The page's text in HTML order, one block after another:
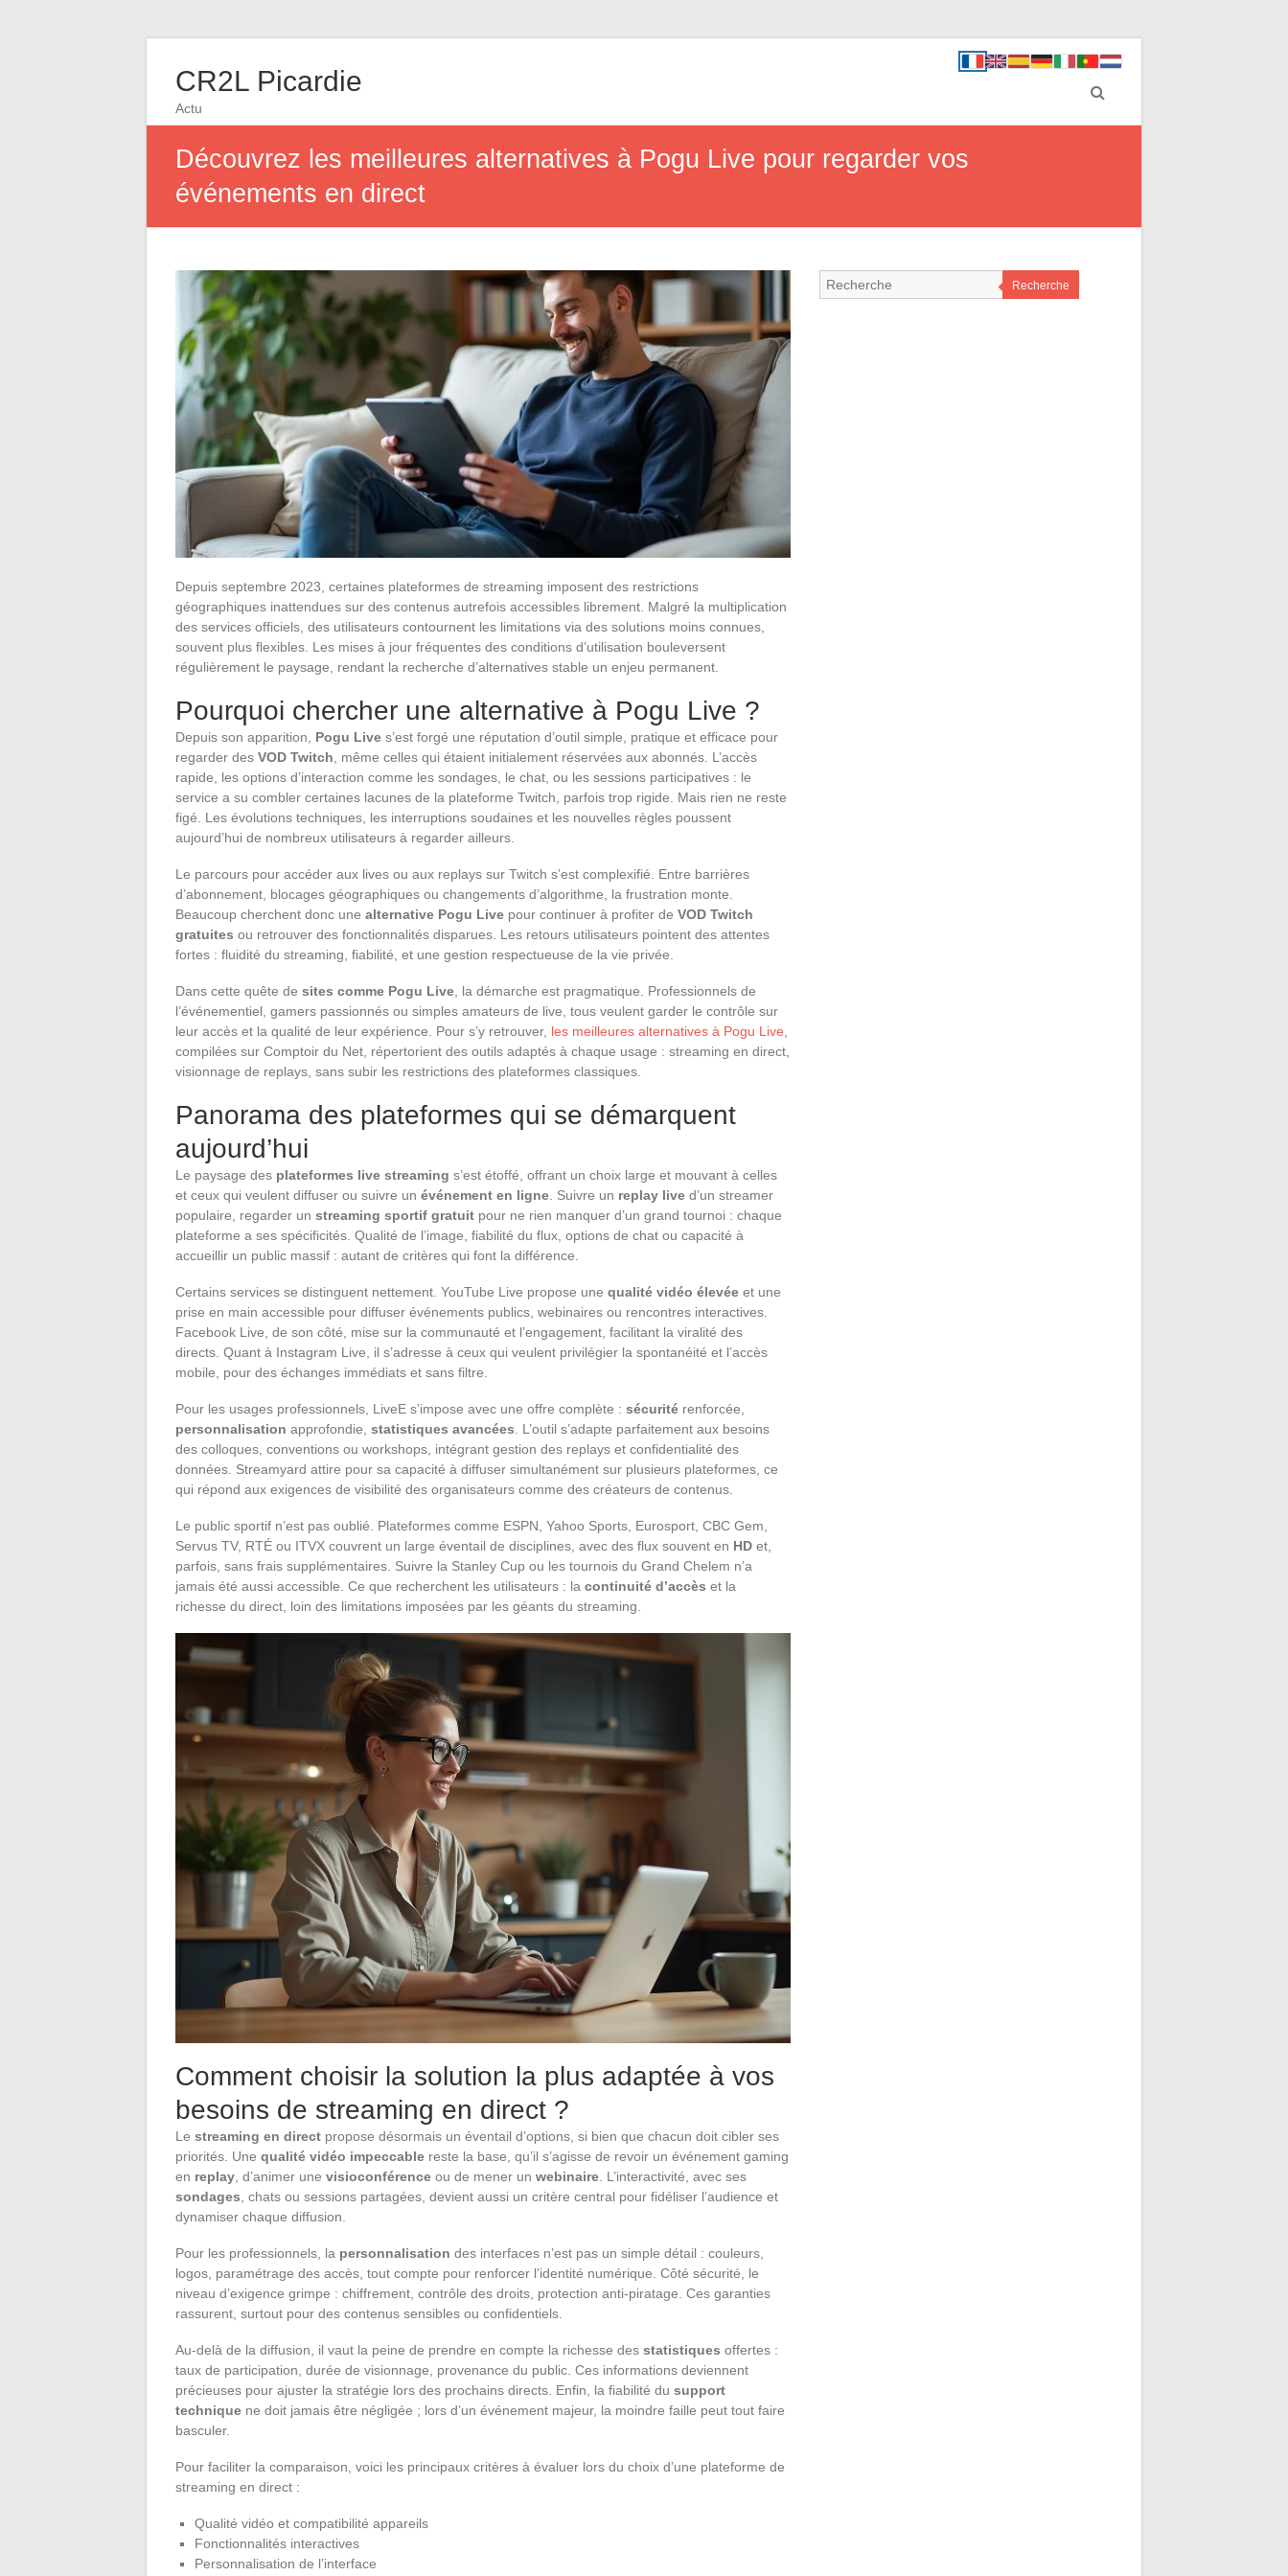
CR2L Picardie
Actu
Découvrez les meilleures alternatives à Pogu Live pour regarder vos
événements en direct
Depuis septembre 2023, certaines plateformes de streaming imposent des restrictions
géographiques inattendues sur des contenus autrefois accessibles librement. Malgré la multiplication
des services officiels, des utilisateurs contournent les limitations via des solutions moins connues,
souvent plus flexibles. Les mises à jour fréquentes des conditions d’utilisation bouleversent
régulièrement le paysage, rendant la recherche d’alternatives stable un enjeu permanent.
Pourquoi chercher une alternative à Pogu Live ?
Depuis son apparition, Pogu Live s’est forgé une réputation d’outil simple, pratique et efficace pour
regarder des VOD Twitch , même celles qui étaient initialement réservées aux abonnés. L’accès
rapide, les options d’interaction comme les sondages, le chat, ou les sessions participatives : le
service a su combler certaines lacunes de la plateforme Twitch, parfois trop rigide. Mais rien ne reste
figé. Les évolutions techniques, les interruptions soudaines et les nouvelles règles poussent
aujourd’hui de nombreux utilisateurs à regarder ailleurs.
Le parcours pour accéder aux lives ou aux replays sur Twitch s’est complexifié. Entre barrières
d’abonnement, blocages géographiques ou changements d’algorithme, la frustration monte.
Beaucoup cherchent donc une alternative Pogu Live pour continuer à profiter de VOD Twitch
gratuites ou retrouver des fonctionnalités disparues. Les retours utilisateurs pointent des attentes
fortes : fluidité du streaming, fiabilité, et une gestion respectueuse de la vie privée.
Dans cette quête de sites comme Pogu Live , la démarche est pragmatique. Professionnels de
l’événementiel, gamers passionnés ou simples amateurs de live, tous veulent garder le contrôle sur
leur accès et la qualité de leur expérience. Pour s’y retrouver, les meilleures alternatives à Pogu Live
compilées sur Comptoir du Net, répertorient des outils adaptés à chaque usage : streaming en direct,
visionnage de replays, sans subir les restrictions des plateformes classiques.
Panorama des plateformes qui se démarquent
aujourd’hui
Le paysage des plateformes live streaming s’est étoffé, offrant un choix large et mouvant à celles
et ceux qui veulent diffuser ou suivre un événement en ligne . Suivre un replay live d’un streamer
populaire, regarder un streaming sportif gratuit pour ne rien manquer d’un grand tournoi : chaque
plateforme a ses spécificités. Qualité de l’image, fiabilité du flux, options de chat ou capacité à
accueillir un public massif : autant de critères qui font la différence.
Certains services se distinguent nettement. YouTube Live propose une qualité vidéo élevée et une
prise en main accessible pour diffuser événements publics, webinaires ou rencontres interactives.
Facebook Live, de son côté, mise sur la communauté et l’engagement, facilitant la viralité des
directs. Quant à Instagram Live, il s’adresse à ceux qui veulent privilégier la spontanéité et l’accès
mobile, pour des échanges immédiats et sans filtre.
Pour les usages professionnels, LiveE s’impose avec une offre complète : sécurité renforcée,
personnalisation approfondie, statistiques avancées . L’outil s’adapte parfaitement aux besoins
des colloques, conventions ou workshops, intégrant gestion des replays et confidentialité des
données. Streamyard attire pour sa capacité à diffuser simultanément sur plusieurs plateformes, ce
qui répond aux exigences de visibilité des organisateurs comme des créateurs de contenus.
Le public sportif n’est pas oublié. Plateformes comme ESPN, Yahoo Sports, Eurosport, CBC Gem,
Servus TV, RTÉ ou ITVX couvrent un large éventail de disciplines, avec des flux souvent en HD et,
parfois, sans frais supplémentaires. Suivre la Stanley Cup ou les tournois du Grand Chelem n’a
jamais été aussi accessible. Ce que recherchent les utilisateurs : la continuité d’accès et la
richesse du direct, loin des limitations imposées par les géants du streaming.
Comment choisir la solution la plus adaptée à vos
besoins de streaming en direct ?
Le streaming en direct propose désormais un éventail d’options, si bien que chacun doit cibler ses
priorités. Une qualité vidéo impeccable reste la base, qu’il s’agisse de revoir un événement gaming
en replay , d’animer une visioconférence ou de mener un webinaire . L’interactivité, avec ses
sondages , chats ou sessions partagées, devient aussi un critère central pour fidéliser l’audience et
dynamiser chaque diffusion.
Pour les professionnels, la personnalisation des interfaces n’est pas un simple détail : couleurs,
logos, paramétrage des accès, tout compte pour renforcer l’identité numérique. Côté sécurité, le
niveau d’exigence grimpe : chiffrement, contrôle des droits, protection anti-piratage. Ces garanties
rassurent, surtout pour des contenus sensibles ou confidentiels.
Au-delà de la diffusion, il vaut la peine de prendre en compte la richesse des statistiques offertes :
taux de participation, durée de visionnage, provenance du public. Ces informations deviennent
précieuses pour ajuster la stratégie lors des prochains directs. Enfin, la fiabilité du support
technique ne doit jamais être négligée ; lors d’un événement majeur, la moindre faille peut tout faire
basculer.
Pour faciliter la comparaison, voici les principaux critères à évaluer lors du choix d’une plateforme de
streaming en direct :
Qualité vidéo et compatibilité appareils
Fonctionnalités interactives
Personnalisation de l’interface
Recherche